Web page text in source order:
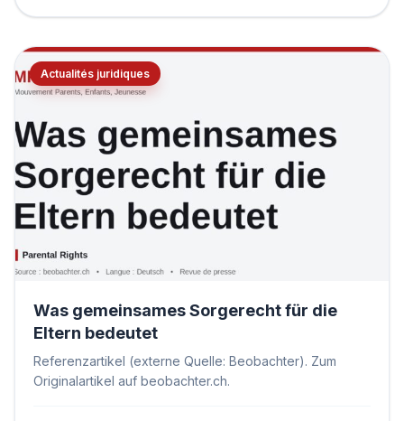
Actualités juridiques
Was gemeinsames Sorgerecht für die
Eltern bedeutet
Referenzartikel (externe Quelle: Beobachter). Zum
Originalartikel auf beobachter.ch.